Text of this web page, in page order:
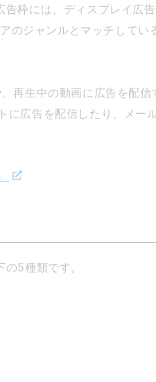
枠には、ディスプレイ広
のジャンルとマッチしてい
再生中の動画に広告を配信
に広告を配信したり、メー
5種類です。